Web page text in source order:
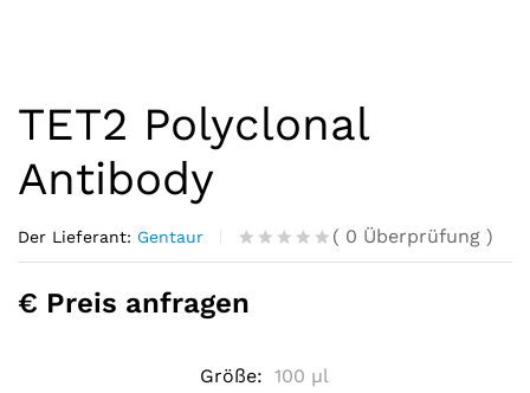
TET2 Polyclonal
Antibody
Der Lieferant: Gentaur
R
t
u
0
( 0 Überprüfung )
€ Preis anfragen
Größe: 100 µl